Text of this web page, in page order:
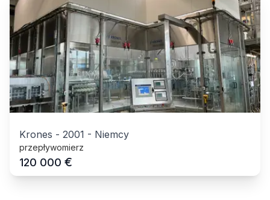
Krones - 2001 - Niemcy
przepływomierz
120 000 €